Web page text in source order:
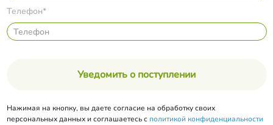
Телефон*
Уведомить о поступлении
Нажимая на кнопку, вы даете согласие на обработку своих
персональных данных и соглашаетесь с политикой конфиденциальности